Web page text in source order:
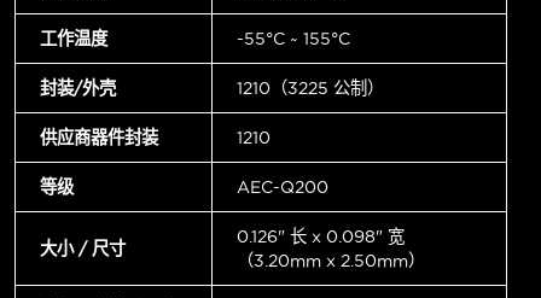
工作温度 -55°C ~ 155°C
封装/外壳 1210（3225 公制）
供应商器件封装 1210
等级 AEC-Q200
大小 / 尺寸
0.126" 长 x 0.098" 宽
（3.20mm x 2.50mm）